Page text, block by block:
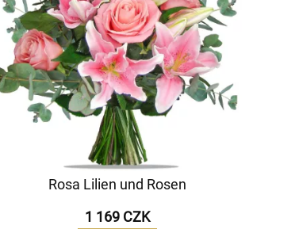
Rosa Lilien und Rosen
1 169 CZK